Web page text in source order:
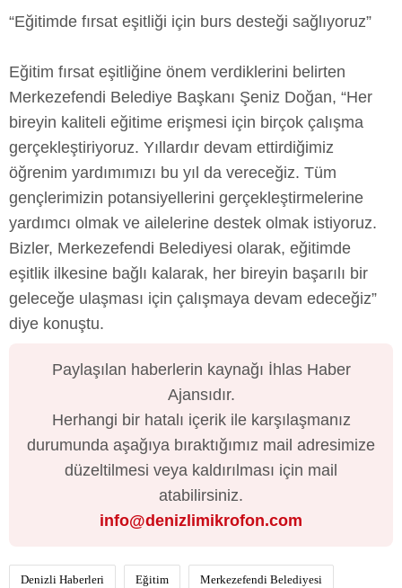
“Eğitimde fırsat eşitliği için burs desteği sağlıyoruz”
Eğitim fırsat eşitliğine önem verdiklerini belirten
Merkezefendi Belediye Başkanı Şeniz Doğan, “Her
bireyin kaliteli eğitime erişmesi için birçok çalışma
gerçekleştiriyoruz. Yıllardır devam ettirdiğimiz
öğrenim yardımımızı bu yıl da vereceğiz. Tüm
gençlerimizin potansiyellerini gerçekleştirmelerine
yardımcı olmak ve ailelerine destek olmak istiyoruz.
Bizler, Merkezefendi Belediyesi olarak, eğitimde
eşitlik ilkesine bağlı kalarak, her bireyin başarılı bir
geleceğe ulaşması için çalışmaya devam edeceğiz”
diye konuştu.
Paylaşılan haberlerin kaynağı İhlas Haber
Ajansıdır.
Herhangi bir hatalı içerik ile karşılaşmanız
durumunda aşağıya bıraktığımız mail adresimize
düzeltilmesi veya kaldırılması için mail
atabilirsiniz.
info@denizlimikrofon.com
Denizli Haberleri Eğitim Merkezefendi Belediyesi